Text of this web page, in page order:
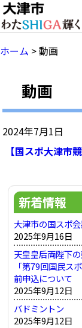
ホーム >動画
動画
2024年7月1日
【国スポ大津市
新着情報
大津市の国スポ
2025年9月16日
天皇皇后両陛下
「第79回国民
前申込について
2025年9月12日
バドミントン
2025年9月12日